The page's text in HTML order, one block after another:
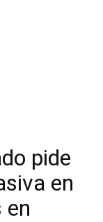
pide
en
en